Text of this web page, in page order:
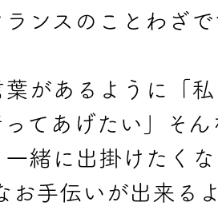
ンスのことわざで
葉があるように「
ってあげたい」そ
一緒に出掛けたく
お手伝いが出来る